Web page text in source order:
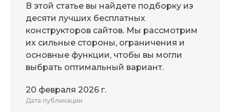
В этой статье вы найдете подборку из
десяти лучших бесплатных
конструкторов сайтов. Мы рассмотрим
их сильные стороны, ограничения и
основные функции, чтобы вы могли
выбрать оптимальный вариант.
20 февраля 2026 г.
Дата публикации